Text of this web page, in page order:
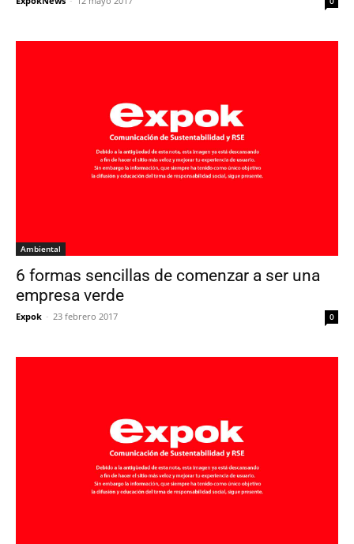
Ambiental
6 formas sencillas de comenzar a ser una
empresa verde
Expok - 23 febrero 2017 0